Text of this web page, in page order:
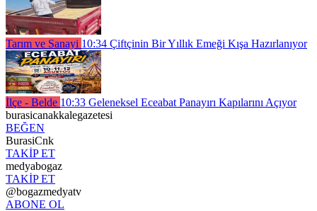
Tarım ve Sanayi 10:34 Çiftçinin Bir Yıllık Emeği Kışa Hazırlanıyor
İlçe - Belde 10:33 Geleneksel Eceabat Panayırı Kapılarını Açıyor
burasicanakkalegazetesi
BEĞEN
BurasiCnk
TAKİP ET
medyabogaz
TAKİP ET
@bogazmedyatv
ABONE OL